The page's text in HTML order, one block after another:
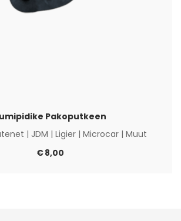
Pakoputkeen
| JDM | Ligier | Microcar | Muut
€8,00